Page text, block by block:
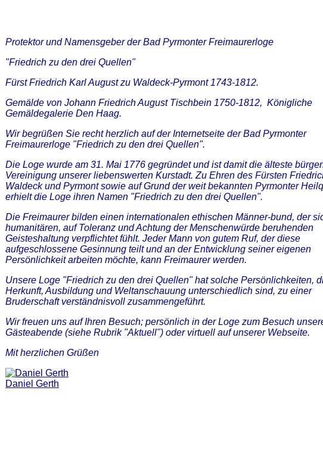
Protektor und Namensgeber der Bad Pyrmonter Freimaurerloge
"Friedrich zu den drei Quellen"
Fürst Friedrich Karl August zu Waldeck-Pyrmont 1743-1812.
Gemälde von Johann Friedrich August Tischbein 1750-1812, Königliche
Gemäldegalerie Den Haag.
Wir begrüßen Sie recht herzlich auf der Internetseite der Bad Pyrmonter
Freimaurerloge "Friedrich zu den drei Quellen".
Die Loge wurde am 31. Mai 1776 gegründet und ist damit die älteste
Vereinigung unserer liebenswerten Kurstadt. Zu Ehren des Fürsten
Waldeck und Pyrmont sowie auf Grund der weit bekannten Pyrmonter
erhielt die Loge ihren Namen "Friedrich zu den drei Quellen".
Die Freimaurer bilden einen internationalen ethischen Männer-bund, der
humanitären, auf Toleranz und Achtung der Menschenwürde beruhenden
Geisteshaltung verpflichtet fühlt. Jeder Mann von gutem Ruf, der diese
aufgeschlossene Gesinnung teilt und an der Entwicklung seiner eigenen
Persönlichkeit arbeiten möchte, kann Freimaurer werden.
Unsere Loge "Friedrich zu den drei Quellen" hat solche Persönlichkeiten,
Herkunft, Ausbildung und Weltanschauung unterschiedlich sind, zu einer
Bruderschaft verständnisvoll zusammengeführt.
Wir freuen uns auf Ihren Besuch; persönlich in der Loge zum Besuch
Gästeabende (siehe Rubrik "Aktuell") oder virtuell auf unserer Webseite.
Mit herzlichen Grüßen
Daniel Gerth